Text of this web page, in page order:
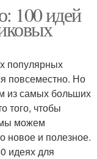
100 идей
популярных
повсеместно. Но
из самых больших
того, чтобы
можем
новое и полезное.
идеях для